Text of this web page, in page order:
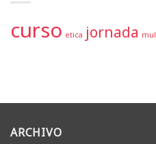
curso etica jornada
ARCHIVO